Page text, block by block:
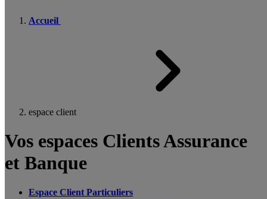
Accueil
espace client
Vos espaces Clients Assurance
et Banque
Espace Client Particuliers